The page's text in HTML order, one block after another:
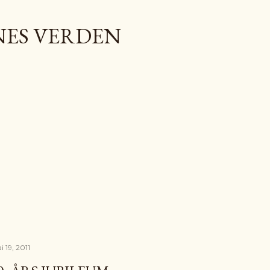
VERDEN
19, 2011